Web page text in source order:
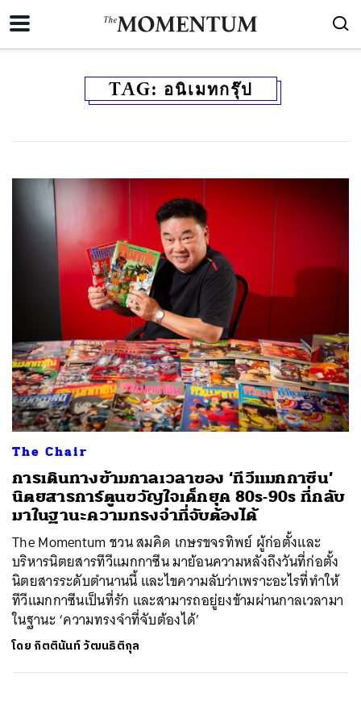
TAG: อนิเมทกรุ๊ป
The Chair
การเดินทางข้ามกาลเวลาของ ‘ทีวีแมกกาซีน’
นิตยสารการ์ตูนขวัญใจเด็กยุค 80s-90s ที่กลับ
มาในฐานะความทรงจำที่จับต้องได้
The Momentum ชวน สมคิด เกษรขจรทิพย์ ผู้ก่อตั้งและ
บริหารนิตยสารทีวีแมกกาซีน มาย้อนความหลังถึงวันที่ก่อตั้ง
นิตยสารระดับตำนานนี้ และไขความลับว่าเพราะอะไรที่ทำให้
ทีวีแมกกาซีนเป็นที่รัก และสามารถอยู่ยงข้ามผ่านกาลเวลามา
ในฐานะ ‘ความทรงจำที่จับต้องได้’
โดย กิตตินันท์ วัฒนธิติกุล
ค้นหา
SHARE